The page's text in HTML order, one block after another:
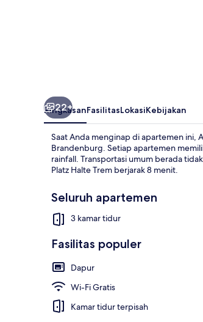
22+
RingkasanFasilitasLokasiKebijakan
Saat Anda menginap di apartemen ini,
Brandenburg. Setiap apartemen
rainfall. Transportasi umum berada
Platz Halte Trem berjarak 8 menit.
Seluruh apartemen
3 kamar tidur
Fasilitas populer
Dapur
Wi-Fi Gratis
Kamar tidur terpisah